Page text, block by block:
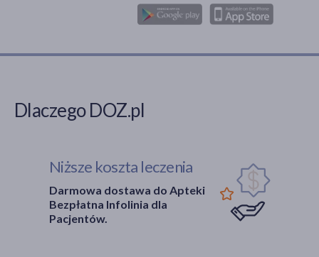
Dlaczego DOZ.pl
Niższe koszta leczenia
Darmowa dostawa do Apteki
Bezpłatna Infolinia dla
Pacjentów.